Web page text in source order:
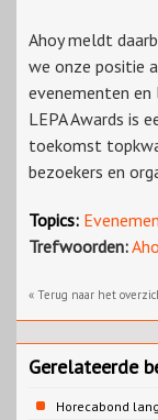
Ahoy meldt
we onze positie
evenementen
LEPA Awards is
toekomst
bezoekers en
Topics:
Trefwoorden:
« Terug naar het
Gerelateerde
Horecabond